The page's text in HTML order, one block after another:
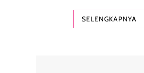
SELENGKAPNYA